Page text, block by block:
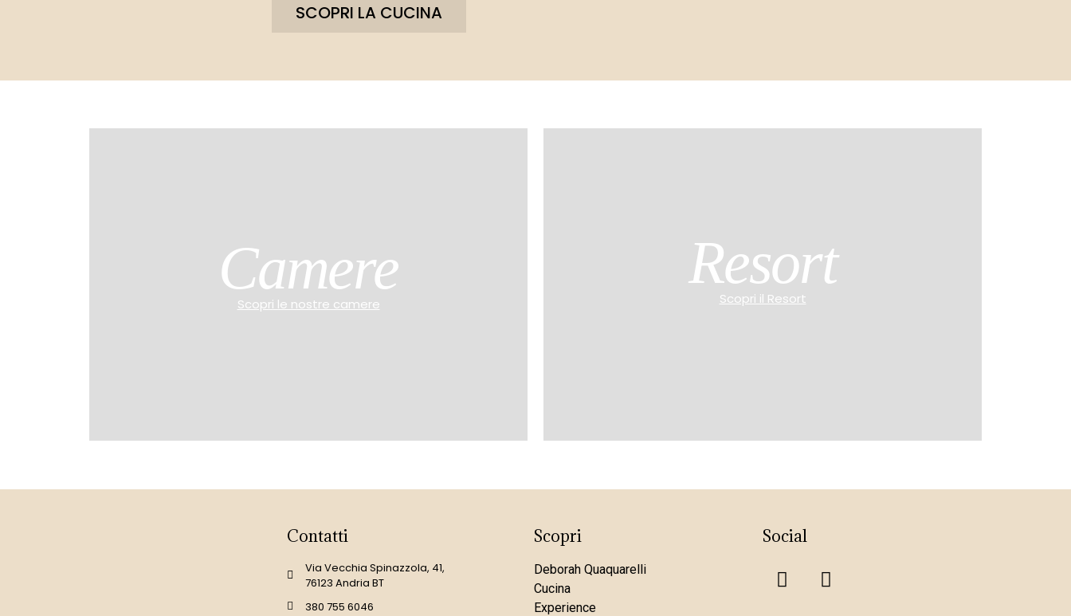
SCOPRI LA CUCINA
Camere
Scopri le nostre camere
Resort
Scopri il Resort
Contatti
Via Vecchia Spinazzola, 41,
76123 Andria BT
380 755 6046
Scopri
Deborah Quaquarelli
Cucina
Experience
Social